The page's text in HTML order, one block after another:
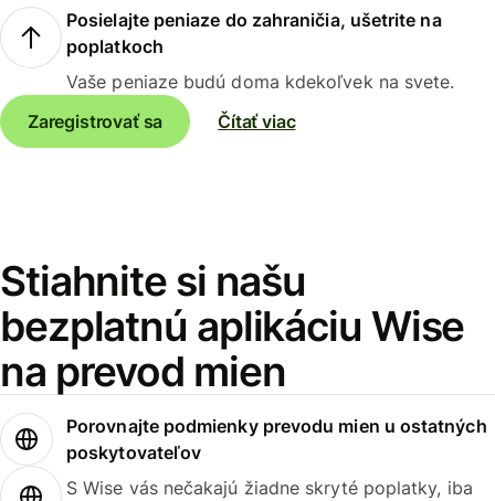
Posielajte peniaze do zahraničia, ušetrite na
poplatkoch
Vaše peniaze budú doma kdekoľvek na svete.
Zaregistrovať sa
Čítať viac
Stiahnite si našu
bezplatnú aplikáciu Wise
na prevod mien
Porovnajte podmienky prevodu mien u ostatných
poskytovateľov
S Wise vás nečakajú žiadne skryté poplatky, iba